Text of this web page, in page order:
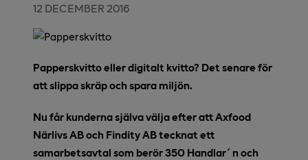
12 DECEMBER 2016
Papperskvitto eller digitalt kvitto? Det senare för
att slippa skräp och spara miljön.
Nu får kunderna själva välja efter att Axfood
Närlivs AB och Findity AB tecknat ett
samarbetsavtal som berör 350 Handlar´n och